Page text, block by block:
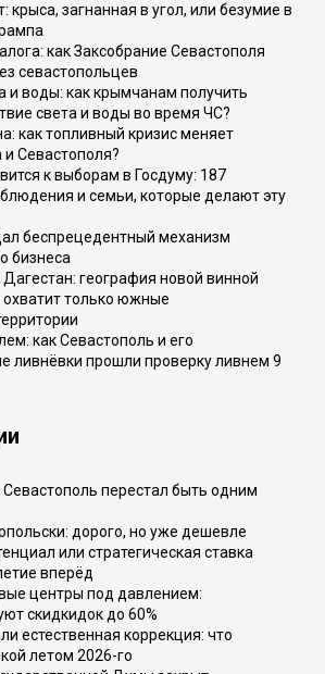
крыса, загнанная в угол, или безумие в
как Заксобрание Севастополя
севастопольцев
и воды: как крымчанам получить
света и воды во время ЧС?
как топливный кризис меняет
Севастополя?
к выборам в Госдуму: 187
и семьи, которые делают эту
беспрецедентный механизм
бизнеса
география новой винной
только южные
как Севастополь и его
ливнёвки прошли проверку ливнем 9
Севастополь перестал быть одним
дорого, но уже дешевле
или стратегическая ставка
вперёд
центры под давлением:
скидкидок до 60%
естественная коррекция: что
летом 2026-го